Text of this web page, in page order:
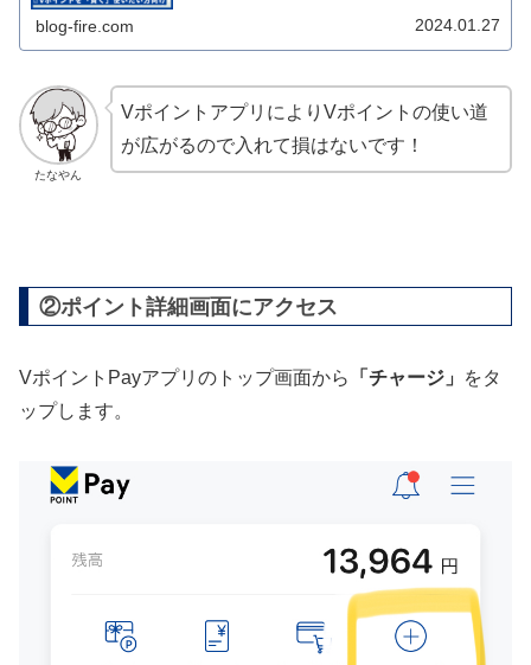
blog-fire.com 2024.01.27
たなやん
VポイントアプリによりVポイントの使い道
が広がるので入れて損はないです！
②ポイント詳細画面にアクセス
VポイントPayアプリのトップ画面から 「チャージ」
をタ
ップします。